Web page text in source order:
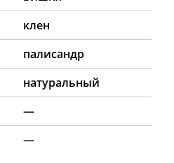
клен
палисандр
натуральный
—
—